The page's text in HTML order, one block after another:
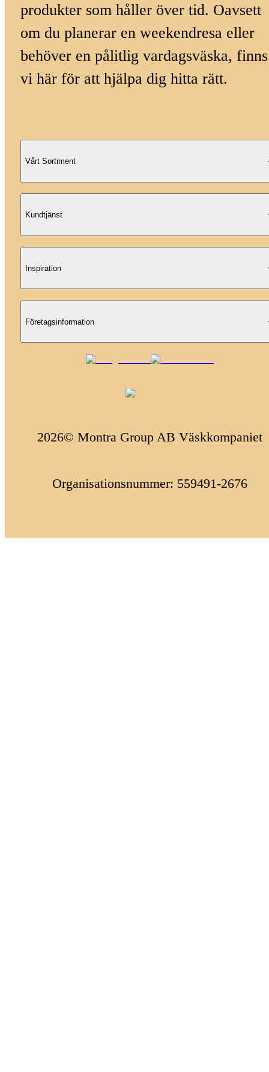
produkter som håller över tid. Oavsett
om du planerar en weekendresa eller
behöver en pålitlig vardagsväska, finns
vi här för att hjälpa dig hitta rätt.
Vårt Sortiment
Kundtjänst
Inspiration
Företagsinformation
2026© Montra Group AB Väskkompaniet
Organisationsnummer: 559491-2676